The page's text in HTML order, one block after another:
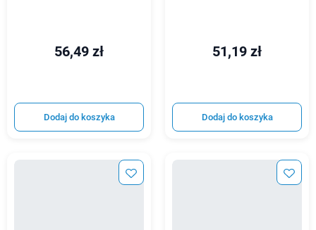
56,49 zł
Dodaj do koszyka
51,19 zł
Dodaj do koszyka